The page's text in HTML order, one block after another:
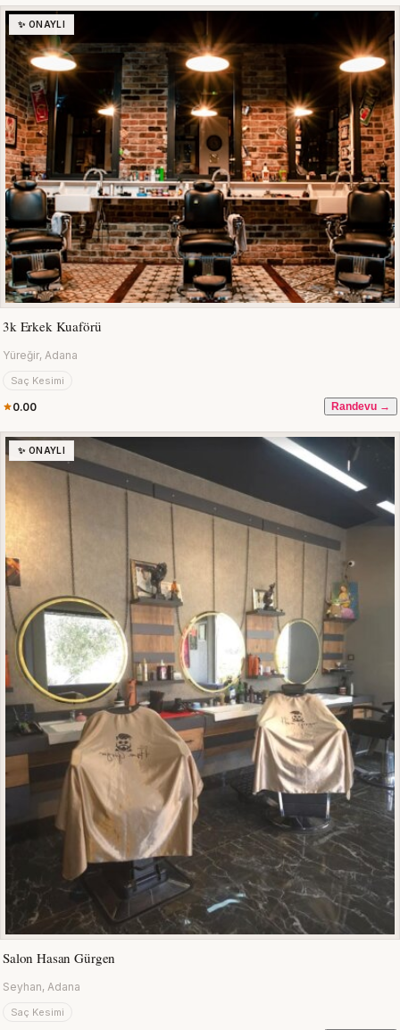
✨ ONAYLI
3k Erkek Kuaförü
Yüreğir, Adana
Saç Kesimi
0.00 Randevu →
✨ ONAYLI
Salon Hasan Gürgen
Seyhan, Adana
Saç Kesimi